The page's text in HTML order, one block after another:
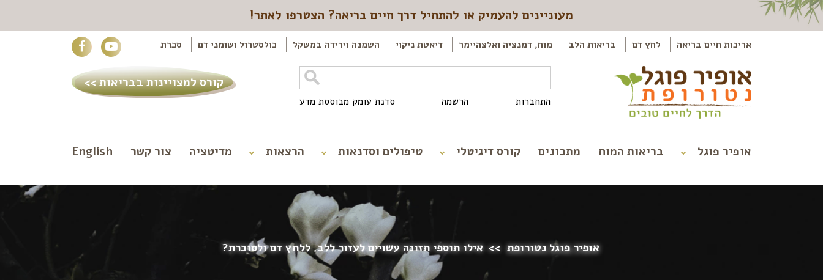
מעוניינים להעמיק או להתחיל דרך חיים בריאה? הצטרפו לאתר!
אריכות חיים בריאה לחץ דם בריאות הלב מוח, דמנציה ואלצהיימר דיאטת ניקוי השמנה וירידה במשקל כולסטרול ושומני דם סכרת
התחברות הרשמה סדנת עומק מבוססת מדע
קורס למצויינות בבריאות >>
אופיר פוגל בריאות המוח מתכונים קורס דיגיטלי טיפולים וסדנאות הרצאות מדיטציה צור קשר English
אופיר פוגל נטורופת >> אילו תוספי תזונה עשויים לעזור ללב, ללחץ דם ולסוכרת?